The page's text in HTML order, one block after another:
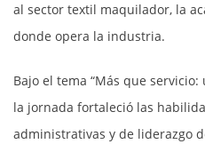
al sector textil maquilador, la
donde opera la industria.
Bajo el tema “Más que
la jornada fortaleció las
administrativas y de liderazgo